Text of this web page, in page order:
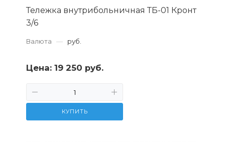
Тележка внутрибольничная ТБ-01 Кронт
3/6
Валюта — руб.
Цена: 19 250 руб.
КУПИТЬ